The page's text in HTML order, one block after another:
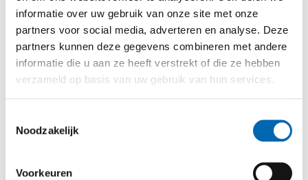
informatie over uw gebruik van onze site met onze
partners voor social media, adverteren en analyse. Deze
partners kunnen deze gegevens combineren met andere
informatie die u aan ze heeft verstrekt of die ze hebben
verzameld op basis van uw gebruik van hun services.
Noodzakelijk
Voorkeuren
Wegenbouw
Geluidsschermen
Spoorwerk